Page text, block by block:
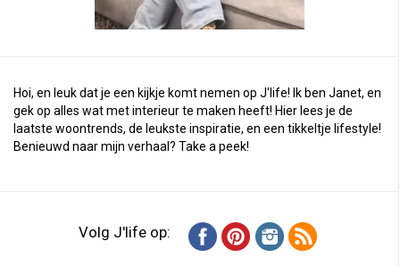
Hoi, en leuk dat je een kijkje komt nemen op J'life! Ik ben Janet, en
gek op alles wat met interieur te maken heeft! Hier lees je de
laatste woontrends, de leukste inspiratie, en een tikkeltje lifestyle!
Benieuwd naar mijn verhaal? Take a peek!
Volg J'life op: